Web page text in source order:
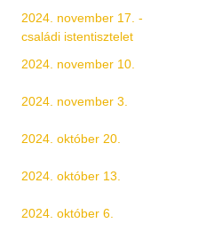
2024. november 17. -
családi istentisztelet
2024. november 10.
2024. november 3.
2024. október 20.
2024. október 13.
2024. október 6.